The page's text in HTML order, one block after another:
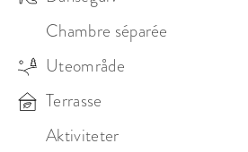
og lyslenker som skaper en varm
atmosfære. Sjekk ut våres rom
og forskjellige løsninger!
Hos oss er det mange muligheter,
at spise kan dere enten ta med
Chambre séparée
Uteområde
Terrasse
Aktiviteter